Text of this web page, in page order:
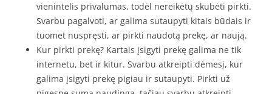
vienintelis privalumas, todėl nereikėtų skubėti pirkti.
Svarbu pagalvoti, ar galima sutaupyti kitais būdais ir
tuomet nuspręsti, ar pirkti naudotą prekę, ar naują.
Kur pirkti prekę? Kartais įsigyti prekę galima ne tik
internetu, bet ir kitur. Svarbu atkreipti dėmesį, kur
galima įsigyti prekę pigiau ir sutaupyti. Pirkti už